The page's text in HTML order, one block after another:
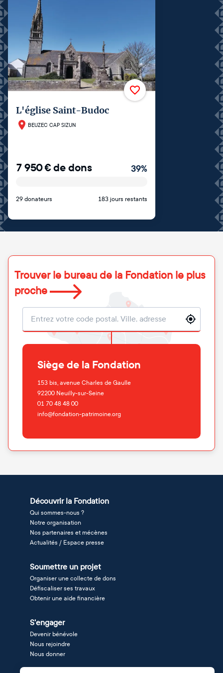
L'église Saint-Budoc
BEUZEC CAP SIZUN
7 950€de dons 39%
29 donateurs 183 jours restants
Trouver le bureau de la Fondation le plus
proche
Localisation
Siège de la Fondation
153 bis, avenue Charles de Gaulle
92200 Neuilly-sur-Seine
01 70 48 48 00
info@fondation-patrimoine.org
Découvrir la Fondation
Qui sommes-nous ?
Notre organisation
Nos partenaires et mécènes
Actualités / Espace presse
Soumettre un projet
Organiser une collecte de dons
Défiscaliser ses travaux
Obtenir une aide financière
S'engager
Devenir bénévole
Nous rejoindre
Nous donner